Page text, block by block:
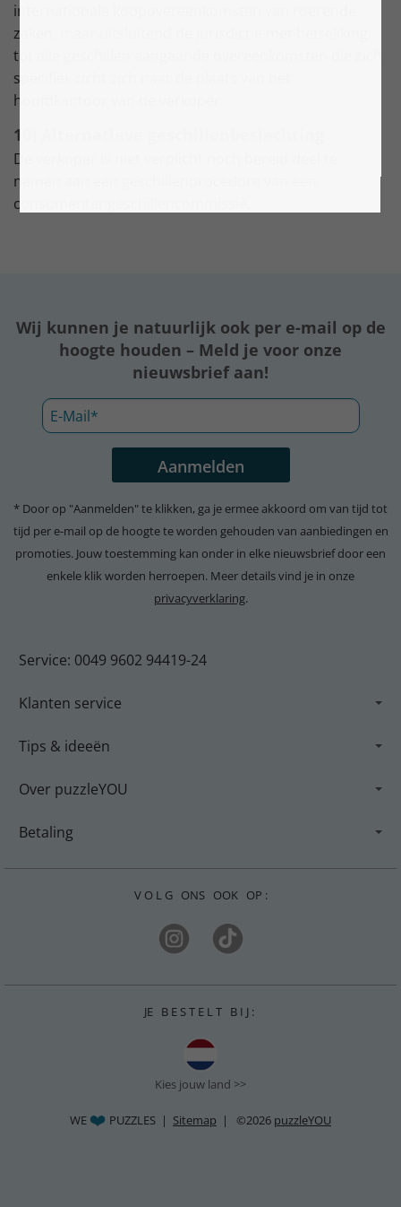
internationale koopovereenkomsten van roerende
zaken, maar uitsluitend de jurisdictie met betrekking
tot alle geschillen aangaande overeenkomsten die zich
specifiek richt zich naar de plaats van het
hoofdkantoor van de verkoper.
10) Alternatieve geschillenbeslechting
De verkoper is niet verplicht noch bereid deel te
nemen aan een geschillenprocedure van een
consumentengeschillencommissie.
Wij kunnen je natuurlijk ook per e-mail op de
hoogte houden – Meld je voor onze
nieuwsbrief aan!
* Door op "Aanmelden" te klikken, ga je ermee akkoord om van tijd tot
tijd per e-mail op de hoogte te worden gehouden van aanbiedingen en
promoties. Jouw toestemming kan onder in elke nieuwsbrief door een
enkele klik worden herroepen. Meer details vind je in onze
privacyverklaring.
Service: 0049 9602 94419-24
Klanten service
Tips & ideeën
Over puzzleYOU
Betaling
V O L G ONS OOK OP :
JE B E S T E L T B I J :
Kies jouw land >>
WE PUZZLES | Sitemap | ©2026 puzzleYOU